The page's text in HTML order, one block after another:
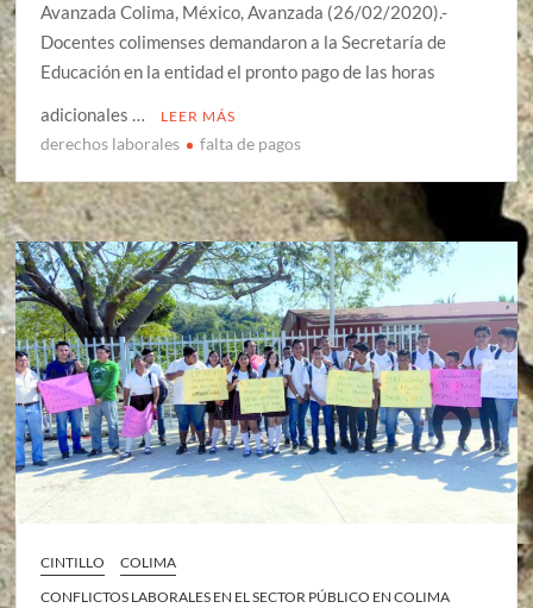
Avanzada Colima, México, Avanzada (26/02/2020).-
Docentes colimenses demandaron a la Secretaría de
Educación en la entidad el pronto pago de las horas
adicionales …
LEER MÁS
derechos laborales falta de pagos
CINTILLO
COLIMA
CONFLICTOS LABORALES EN EL SECTOR PÚBLICO EN COLIMA